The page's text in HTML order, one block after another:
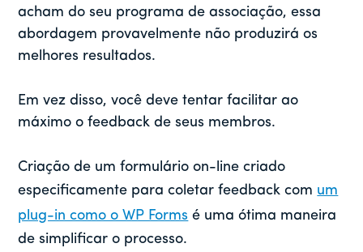
acham do seu programa de associação, essa
abordagem provavelmente não produzirá os
melhores resultados.
Em vez disso, você deve tentar facilitar ao
máximo o feedback de seus membros.
Criação de um formulário on-line criado
especificamente para coletar feedback com um
plug-in como o WP Forms é uma ótima maneira
de simplificar o processo.